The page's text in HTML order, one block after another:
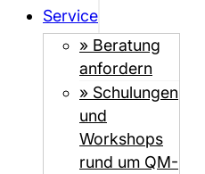
Service
» Beratung
anfordern
» Schulungen
und
Workshops
rund um QM-